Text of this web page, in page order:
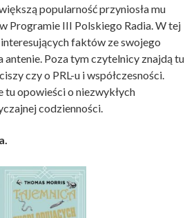
popularność przyniosła mu
Programie III Polskiego Radia. W tej
faktów ze swojego
antenie. Poza tym czytelnicy znajdą tu
czy o PRL-u i współczesności.
tu opowieści o niezwykłych
codzienności.